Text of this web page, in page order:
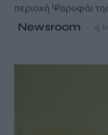
περιοχή Ψαροφάι
Newsroom 15